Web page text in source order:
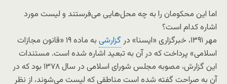
اما این محکومان را به چه محل‌هایی می‌فرستند و لیست‌ مورد
اشاره کدام است؟
مهر ۱۳۹۱، خبرگزاری «ایسنا» در
گزارشی
به ماده ۱۹ «قانون مجازات
اسلامی» پرداخت که در آن به تبعید اشاره شده است. مستندات
این گزارش، مصوبه مجلس شورای اسلامی در سال ۱۳۷۸ بود که در
آن به صراحت گفته شده است مناطقی که لیست می‌شوند، از نظر